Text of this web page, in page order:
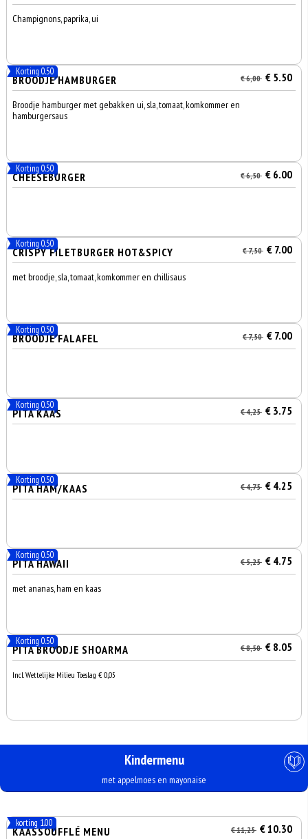
Champignons, paprika, ui
Korting 0.50
BROODJE HAMBURGER € 6,00 € 5.50
Broodje hamburger met gebakken ui, sla, tomaat, komkommer en
hamburgersaus
Korting 0.50
CHEESEBURGER € 6,50 € 6.00
Korting 0.50
CRISPY FILETBURGER HOT&SPICY € 7,50 € 7.00
met broodje, sla, tomaat, komkommer en chillisaus
Korting 0.50
BROODJE FALAFEL € 7,50 € 7.00
Korting 0.50
PITA KAAS € 4,25 € 3.75
Korting 0.50
PITA HAM/KAAS € 4,75 € 4.25
Korting 0.50
PITA HAWAII € 5,25 € 4.75
met ananas, ham en kaas
Korting 0.50
PITA BROODJE SHOARMA € 8,50 € 8.05
Incl. Wettelijke Milieu Toeslag € 0,05
Kindermenu
met appelmoes en mayonaise
korting 1.00
KAASSOUFFLÉ MENU € 11,25 € 10.30